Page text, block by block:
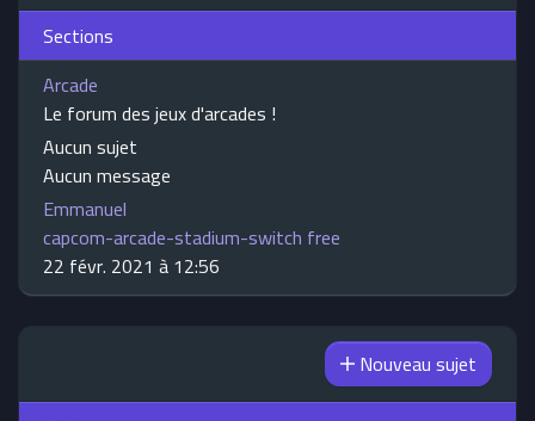
Sections
Arcade
Le forum des jeux d'arcades !
Aucun sujet
Aucun message
Emmanuel
capcom-arcade-stadium-switch free
22 févr. 2021 à 12:56
Nouveau sujet